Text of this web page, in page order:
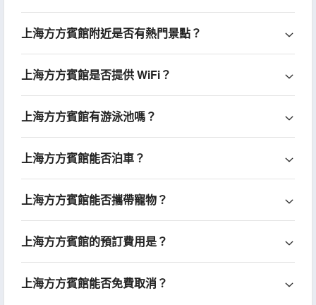
上海方方賓館附近是否有熱門景點？
上海方方賓館是否提供 WiFi？
上海方方賓館有游泳池嗎？
上海方方賓館能否泊車？
上海方方賓館能否攜帶寵物？
上海方方賓館的預訂費用是？
上海方方賓館能否免費取消？